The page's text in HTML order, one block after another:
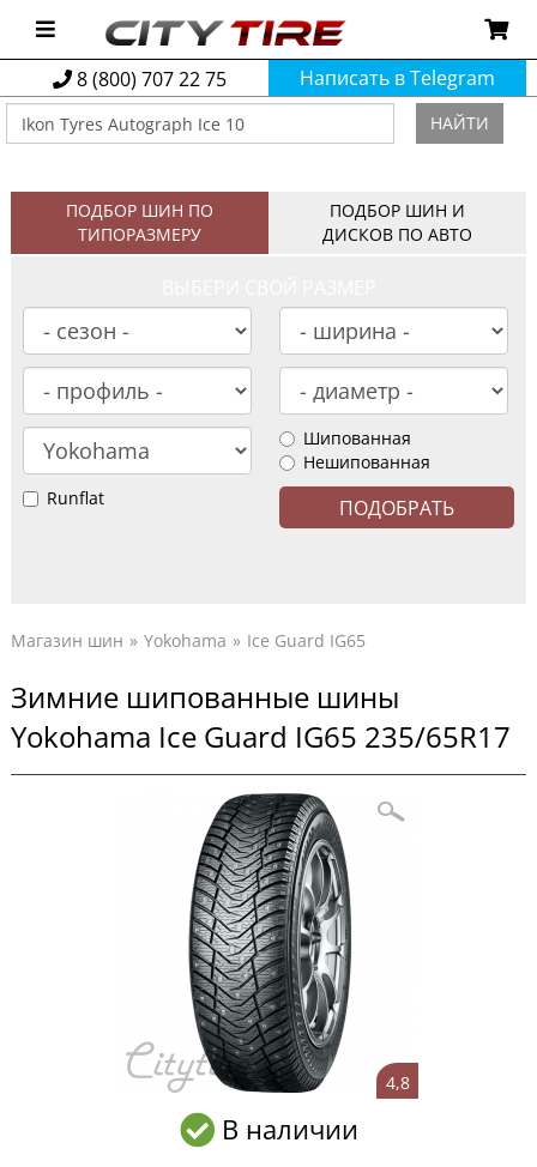
8 (800) 707 22 75 Написать в Telegram
НАЙТИ
ПОДБОР ШИН ПО
ТИПОРАЗМЕРУ
ПОДБОР ШИН И
ДИСКОВ ПО АВТО
Шипованная
Нешипованная
Runflat
Магазин шин Yokohama Ice Guard IG65
Зимние шипованные шины
Yokohama Ice Guard IG65 235/65R17
4,8
В наличии